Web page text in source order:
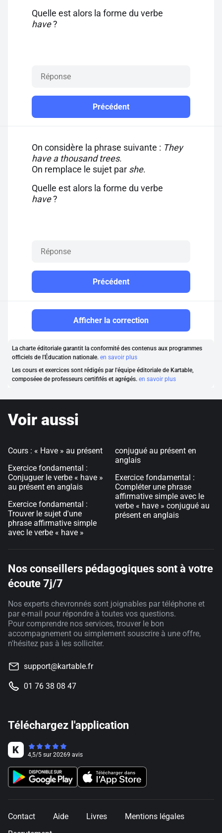
Quelle est alors la forme du verbe
have?
Précédent
On considère la phrase suivante : They
have a thousand trees.
On remplace le sujet par she.
Quelle est alors la forme du verbe
have?
Précédent
Afficher la correction
La charte éditoriale garantit la conformité des contenus aux programmes
officiels de l'Éducation nationale. en savoir plus
Les cours et exercices sont rédigés par l'équipe éditoriale de Kartable,
composéee de professeurs certififés et agrégés. en savoir plus
Voir aussi
Cours : « Have » au présent
Exercice fondamental :
Conjuguer le verbe « have »
au présent en anglais
Exercice fondamental :
Trouver le sujet d'une
phrase affirmative simple
avec le verbe « have »
conjugué au présent en
anglais
Exercice fondamental :
Compléter une phrase
affirmative simple avec le
verbe « have » conjugué au
présent en anglais
Nos conseillers pédagogiques sont à votre
écoute 7j/7
Nos experts chevronnés sont joignables par téléphone et
par e-mail pour répondre à toutes vos questions.
Pour comprendre nos services, trouver le bon
accompagnement ou simplement souscrire à une offre,
n'hésitez pas à les solliciter.
support@kartable.fr
01 76 38 08 47
Téléchargez l'application
4,5/5 sur 20269 avis
Contact Aide Livres
Mentions légales